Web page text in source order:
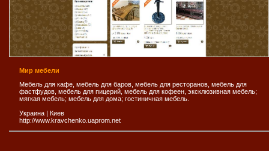
Мир мебели
Мебель для кафе, мебель для баров, мебель для ресторанов, мебель для
фастфудов, мебель для пицерий, мебель для кофеен, эксклюзивная мебель;
мягкая мебель; мебель для дома; гостиничная мебель.
Украина | Киев
http://www.kravchenko.uaprom.net